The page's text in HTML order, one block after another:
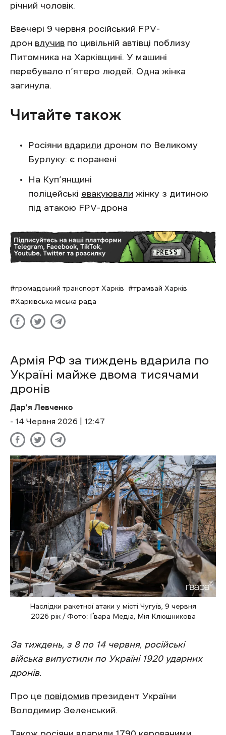
річний чоловік.
Ввечері 9 червня російський FPV-
дрон влучив по цивільній автівці поблизу
Питомника на Харківщині. У машині
перебувало п’ятеро людей. Одна жінка
загинула.
Читайте також
Росіяни вдарили дроном по Великому
Бурлуку: є поранені
На Куп’янщині
поліцейські евакуювали жінку з дитиною
під атакою FPV-дрона
громадський транспорт Харків
трамвай Харків
Харківська міська рада
Армія РФ за тиждень вдарила по
Україні майже двома тисячами
дронів
Дар'я Левченко
- 14 Червня 2026 | 12:47
Наслідки ракетної атаки у місті Чугуїв, 9 червня
2026 рік / Фото: Ґвара Медіа, Мія Клюшникова
За тиждень, з 8 по 14 червня, російські
війська випустили по Україні 1920 ударних
дронів.
Про це повідомив президент України
Володимир Зеленський.